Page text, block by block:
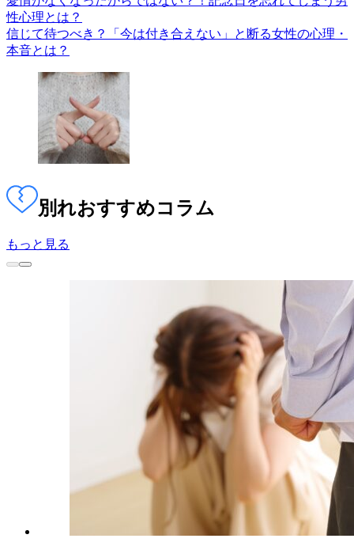
性心理とは？
信じて待つべき？「今は付き合えない」と断る女性の心理・
本音とは？
別れおすすめコラム
もっと見る